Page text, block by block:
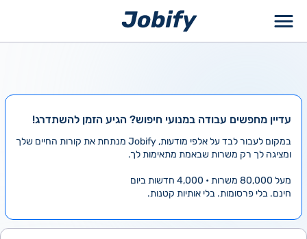
עדיין מחפשים עבודה במנועי חיפוש? הגיע הזמן להשתדרג!
במקום לעבור לבד על אלפי מודעות, Jobify מנתחת את קורות החיים שלך
ומציגה לך רק משרות שבאמת מתאימות לך.
מעל 80,000 משרות • 4,000 חדשות ביום
חינם. בלי פרסומות. בלי אותיות קטנות.